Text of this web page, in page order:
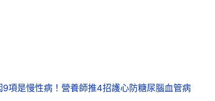
9項是慢性病！營養師推4招護心防糖尿腦血管病